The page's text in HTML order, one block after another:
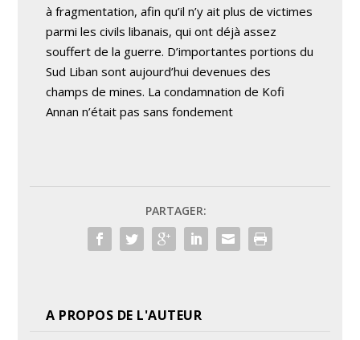
à fragmentation, afin qu’il n’y ait plus de victimes
parmi les civils libanais, qui ont déjà assez
souffert de la guerre. D’importantes portions du
Sud Liban sont aujourd’hui devenues des
champs de mines. La condamnation de Kofi
Annan n’était pas sans fondement
PARTAGER:
A PROPOS DE L'AUTEUR